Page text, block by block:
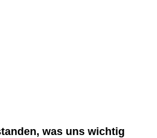
was uns wichtig